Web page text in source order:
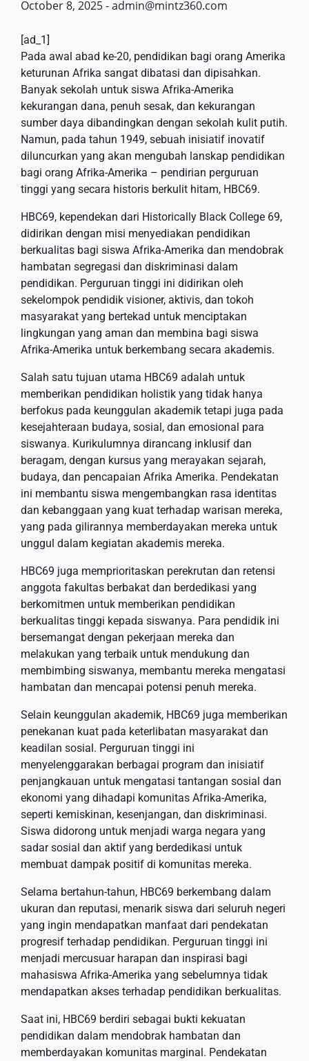
October 8, 2025-admin@mintz360.com
[ad_1]
Pada awal abad ke-20, pendidikan bagi orang Amerika
keturunan Afrika sangat dibatasi dan dipisahkan.
Banyak sekolah untuk siswa Afrika-Amerika
kekurangan dana, penuh sesak, dan kekurangan
sumber daya dibandingkan dengan sekolah kulit putih.
Namun, pada tahun 1949, sebuah inisiatif inovatif
diluncurkan yang akan mengubah lanskap pendidikan
bagi orang Afrika-Amerika – pendirian perguruan
tinggi yang secara historis berkulit hitam, HBC69.
HBC69, kependekan dari Historically Black College 69,
didirikan dengan misi menyediakan pendidikan
berkualitas bagi siswa Afrika-Amerika dan mendobrak
hambatan segregasi dan diskriminasi dalam
pendidikan. Perguruan tinggi ini didirikan oleh
sekelompok pendidik visioner, aktivis, dan tokoh
masyarakat yang bertekad untuk menciptakan
lingkungan yang aman dan membina bagi siswa
Afrika-Amerika untuk berkembang secara akademis.
Salah satu tujuan utama HBC69 adalah untuk
memberikan pendidikan holistik yang tidak hanya
berfokus pada keunggulan akademik tetapi juga pada
kesejahteraan budaya, sosial, dan emosional para
siswanya. Kurikulumnya dirancang inklusif dan
beragam, dengan kursus yang merayakan sejarah,
budaya, dan pencapaian Afrika Amerika. Pendekatan
ini membantu siswa mengembangkan rasa identitas
dan kebanggaan yang kuat terhadap warisan mereka,
yang pada gilirannya memberdayakan mereka untuk
unggul dalam kegiatan akademis mereka.
HBC69 juga memprioritaskan perekrutan dan retensi
anggota fakultas berbakat dan berdedikasi yang
berkomitmen untuk memberikan pendidikan
berkualitas tinggi kepada siswanya. Para pendidik ini
bersemangat dengan pekerjaan mereka dan
melakukan yang terbaik untuk mendukung dan
membimbing siswanya, membantu mereka mengatasi
hambatan dan mencapai potensi penuh mereka.
Selain keunggulan akademik, HBC69 juga memberikan
penekanan kuat pada keterlibatan masyarakat dan
keadilan sosial. Perguruan tinggi ini
menyelenggarakan berbagai program dan inisiatif
penjangkauan untuk mengatasi tantangan sosial dan
ekonomi yang dihadapi komunitas Afrika-Amerika,
seperti kemiskinan, kesenjangan, dan diskriminasi.
Siswa didorong untuk menjadi warga negara yang
sadar sosial dan aktif yang berdedikasi untuk
membuat dampak positif di komunitas mereka.
Selama bertahun-tahun, HBC69 berkembang dalam
ukuran dan reputasi, menarik siswa dari seluruh negeri
yang ingin mendapatkan manfaat dari pendekatan
progresif terhadap pendidikan. Perguruan tinggi ini
menjadi mercusuar harapan dan inspirasi bagi
mahasiswa Afrika-Amerika yang sebelumnya tidak
mendapatkan akses terhadap pendidikan berkualitas.
Saat ini, HBC69 berdiri sebagai bukti kekuatan
pendidikan dalam mendobrak hambatan dan
memberdayakan komunitas marginal. Pendekatan